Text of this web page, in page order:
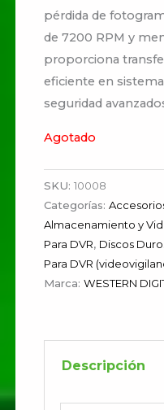
pérdida de
de 7200 RPM y
proporciona
eficiente en
seguridad
Agotado
SKU:10008
Categorías:
Almacenamiento y
Para DVR, Discos
Para DVR
Marca:WESTERN
Descripción